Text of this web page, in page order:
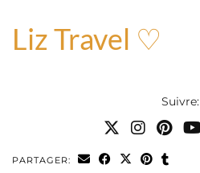
Liz Travel ♡
Suivre:
PARTAGER: